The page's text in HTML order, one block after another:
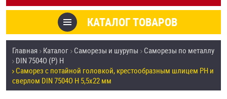
ОТЗЫВЫ
УСЛУГИ
СКИДКИ
КАТАЛОГ ТОВАРОВ
Товары со скидкой
Анкеры
Антивандальный крепёж, инструмент
Главная Каталог Саморезы и шурупы
Саморезы по металлу
DIN 7504О (Р) H
Саморез с потайной головкой, крестообразным шлицем PH и
сверлом DIN 7504O H 5,5х22 мм